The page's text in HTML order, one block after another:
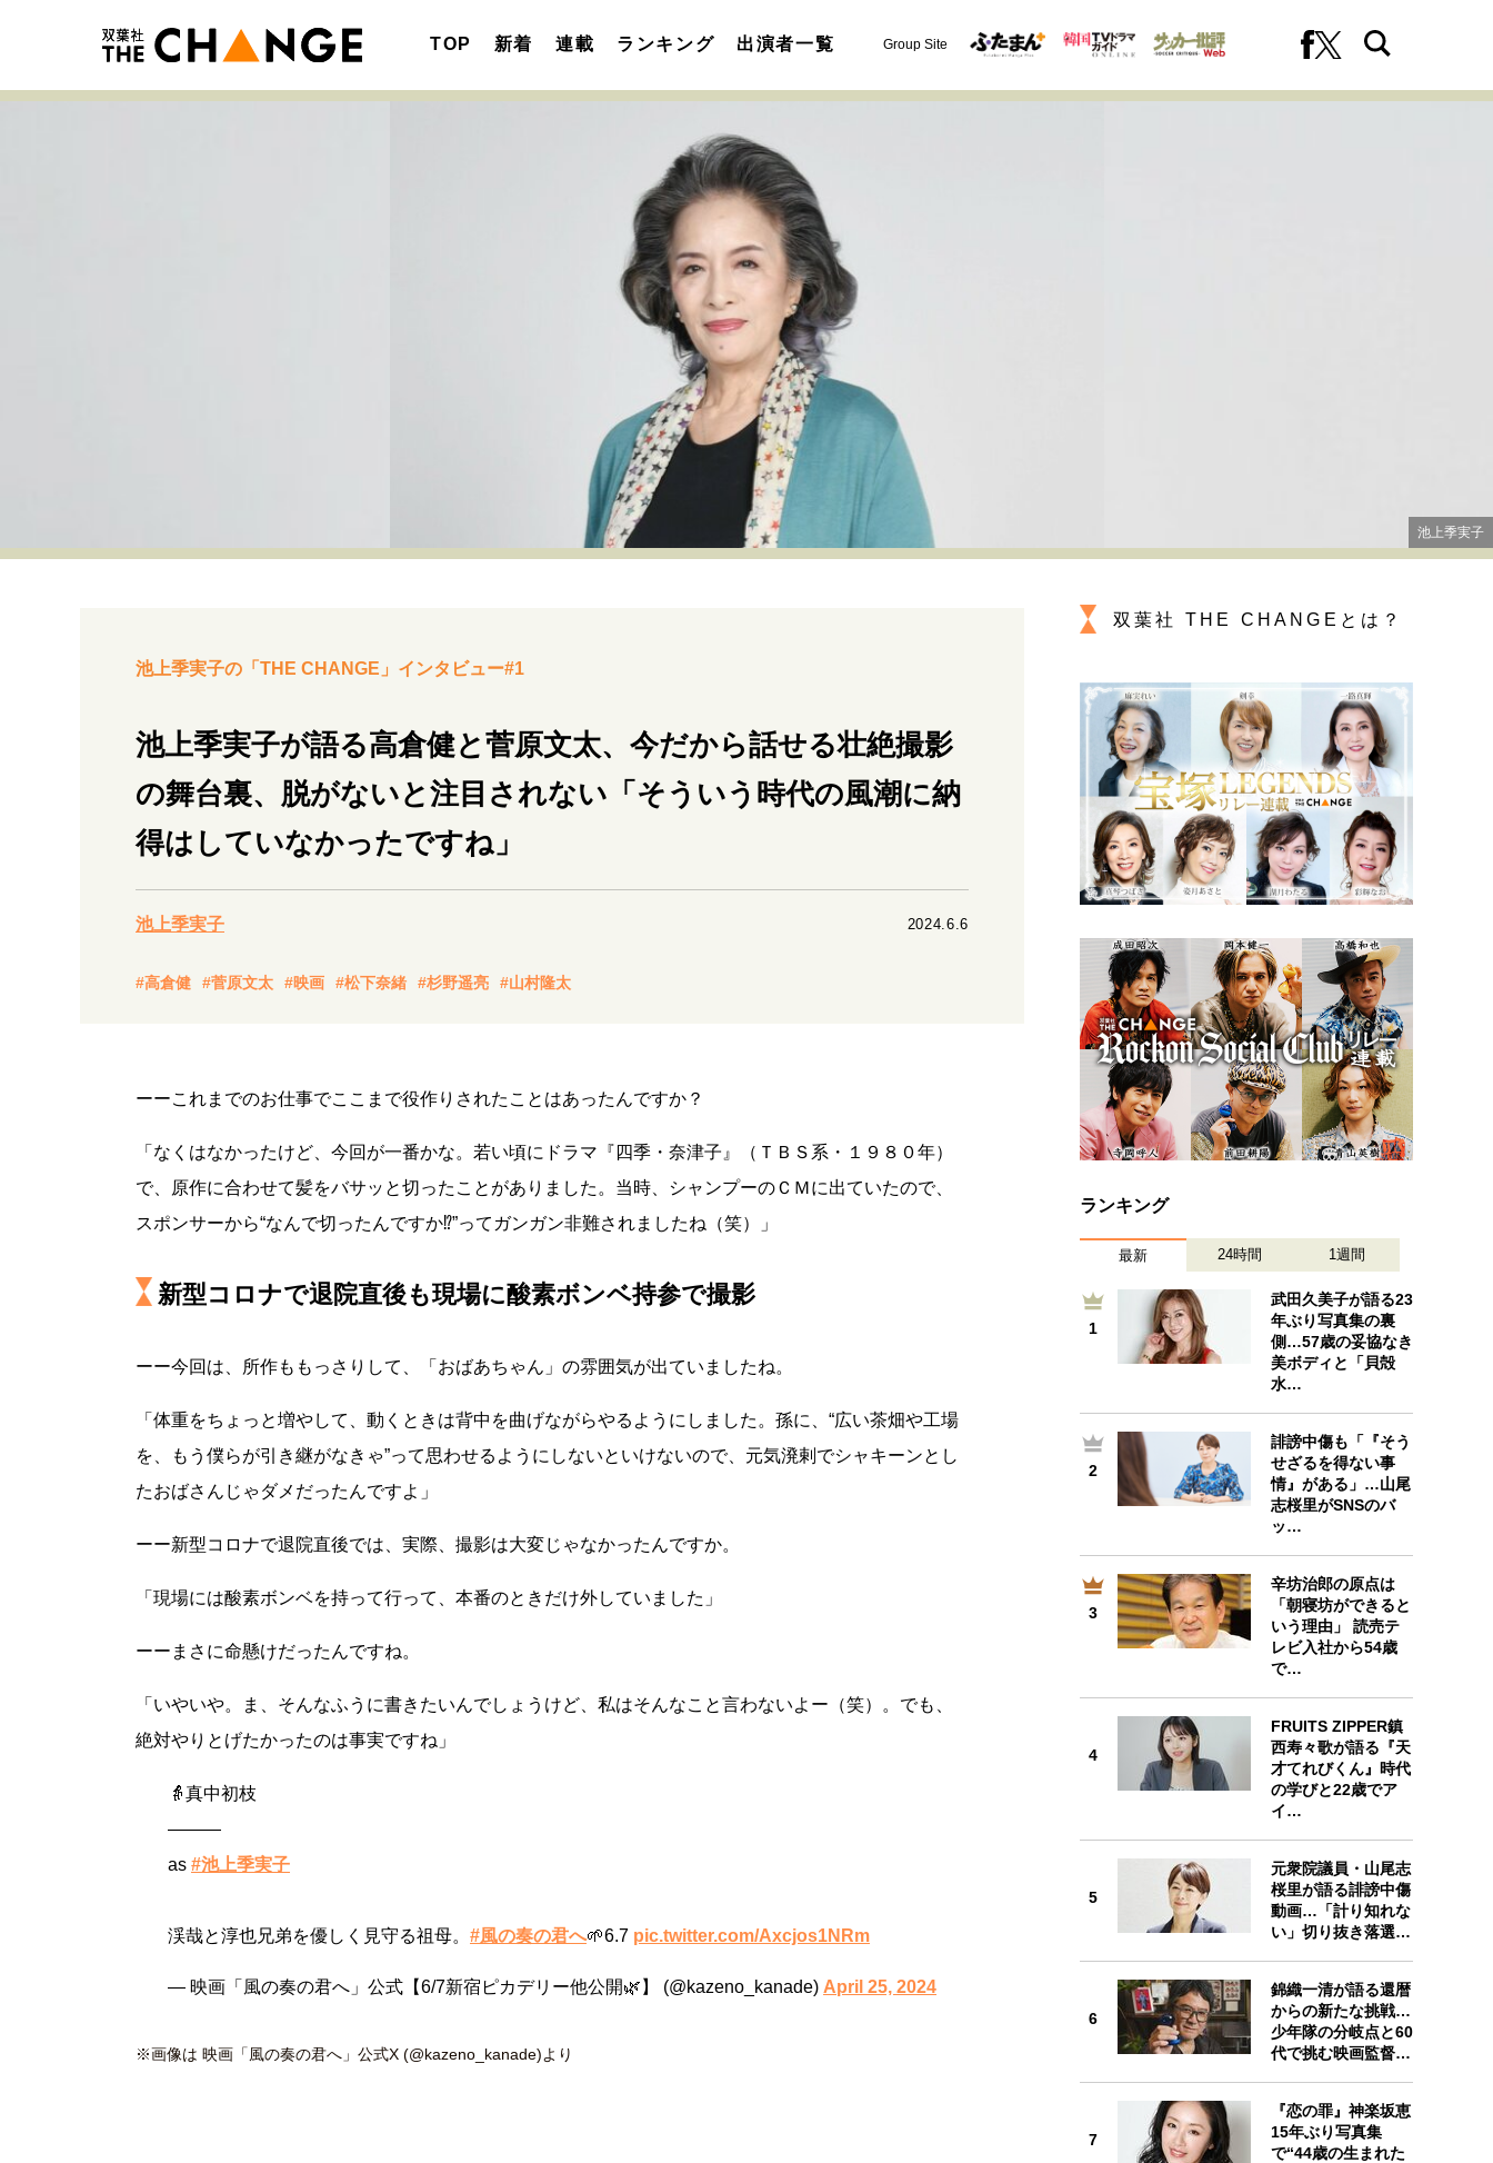
TOP 新着 連載 ランキング 出演者一覧 Group Site
決断の裏側 挫折からの再起
人生が動いた日 10代の挫折と原点
セカンドキャリアの描き方 独立という決断 大人の学び直し
変革の原動力 次世代へのバトン
ライフスタイル・生き方 40代からの景色
一生モノの愛用品
社会・カルチャー・マネー 地域とつながる/お金との付き合い方
池上季実子
池上季実子の「THE CHANGE」インタビュー#1
池上季実子が語る高倉健と菅原文太、今だから話せる壮絶撮影
の舞台裏、脱がないと注目されない「そういう時代の風潮に納
得はしていなかったですね」
池上季実子 2024.6.6
#高倉健 #菅原文太 #映画 #松下奈緒 #杉野遥亮 #山村隆太
ーーこれまでのお仕事でここまで役作りされたことはあったんですか？
「なくはなかったけど、今回が一番かな。若い頃にドラマ『四季・奈津子』（ＴＢＳ系・１９８０年）
で、原作に合わせて髪をバサッと切ったことがありました。当時、シャンプーのＣＭに出ていたので、
スポンサーから“なんで切ったんですか⁉”ってガンガン非難されましたね（笑）」
新型コロナで退院直後も現場に酸素ボンベ持参で撮影
ーー今回は、所作ももっさりして、「おばあちゃん」の雰囲気が出ていましたね。
「体重をちょっと増やして、動くときは背中を曲げながらやるようにしました。孫に、“広い茶畑や工場
を、もう僕らが引き継がなきゃ”って思わせるようにしないといけないので、元気溌剌でシャキーンとし
たおばさんじゃダメだったんですよ」
ーー新型コロナで退院直後では、実際、撮影は大変じゃなかったんですか。
「現場には酸素ボンベを持って行って、本番のときだけ外していました」
ーーまさに命懸けだったんですね。
「いやいや。ま、そんなふうに書きたいんでしょうけど、私はそんなこと言わないよー（笑）。でも、
絶対やりとげたかったのは事実ですね」
👵真中初枝
———
as #池上季実子
渓哉と淳也兄弟を優しく見守る祖母。 #風の奏の君へ🌱6.7 pic.twitter.com/Axcjos1NRm
— 映画「風の奏の君へ」公式【6/7新宿ピカデリー他公開🌿】 (@kazeno_kanade) April 25, 2024
※画像は 映画「風の奏の君へ」公式X (@kazeno_kanade)より
双葉社 THE CHANGEとは？
ランキング
最新 24時間 1週間
1
武田久美子が語る23
年ぶり写真集の裏
側…57歳の妥協なき
美ボディと「貝殻
水…
2
誹謗中傷も「『そう
せざるを得ない事
情』がある」…山尾
志桜里がSNSのバ
ッ…
3
辛坊治郎の原点は
「朝寝坊ができると
いう理由」 読売テ
レビ入社から54歳
で…
4
FRUITS ZIPPER鎮
西寿々歌が語る『天
才てれびくん』時代
の学びと22歳でア
イ…
5
元衆院議員・山尾志
桜里が語る誹謗中傷
動画…「計り知れな
い」切り抜き落選…
6
錦織一清が語る還暦
からの新たな挑戦…
少年隊の分岐点と60
代で挑む映画監督…
7
『恋の罪』神楽坂恵
15年ぶり写真集
で“44歳の生まれた